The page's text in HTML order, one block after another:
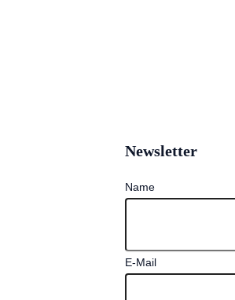
Newsletter
Name
E-Mail